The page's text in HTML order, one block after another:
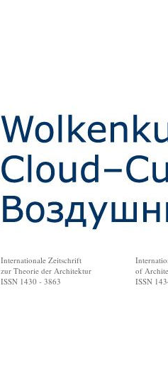
Internationale Zeitschrift
zur Theorie der Architektur
ISSN 1430 - 3863
of
ISSN